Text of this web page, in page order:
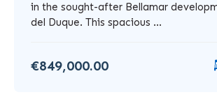
in the sought-after Bellamar
del Duque. This spacious ...
€849,000.00